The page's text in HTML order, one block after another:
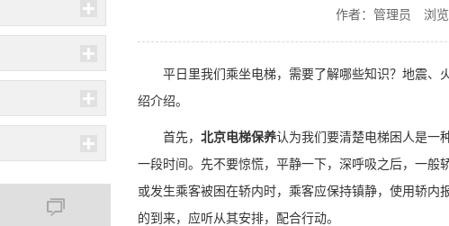
作者：管理员 浏
平日里我们乘坐电梯，需要了解哪些知识？地震、
绍介绍。
首先， 北京电梯保养认为我们要清楚电梯困人是一
一段时间。先不要惊慌，平静一下，深呼吸之后，一
或发生乘客被困在轿内时，乘客应保持镇静，使用轿
的到来，应听从其安排，配合行动。